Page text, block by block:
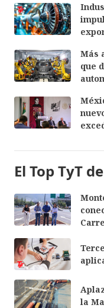
Más
que
El Top TyT
la